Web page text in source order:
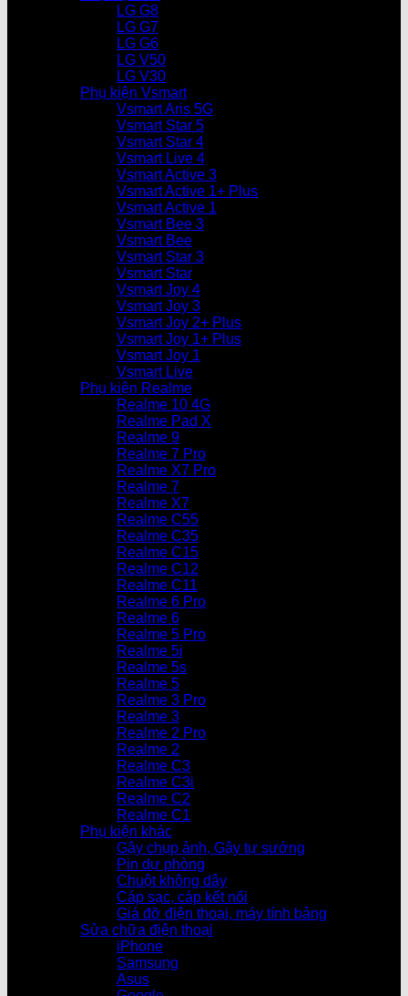
LG G8
LG G7
LG G6
LG V50
LG V30
Phụ kiện Vsmart
Vsmart Aris 5G
Vsmart Star 5
Vsmart Star 4
Vsmart Live 4
Vsmart Active 3
Vsmart Active 1+ Plus
Vsmart Active 1
Vsmart Bee 3
Vsmart Bee
Vsmart Star 3
Vsmart Star
Vsmart Joy 4
Vsmart Joy 3
Vsmart Joy 2+ Plus
Vsmart Joy 1+ Plus
Vsmart Joy 1
Vsmart Live
Phụ kiện Realme
Realme 10 4G
Realme Pad X
Realme 9
Realme 7 Pro
Realme X7 Pro
Realme 7
Realme X7
Realme C55
Realme C35
Realme C15
Realme C12
Realme C11
Realme 6 Pro
Realme 6
Realme 5 Pro
Realme 5i
Realme 5s
Realme 5
Realme 3 Pro
Realme 3
Realme 2 Pro
Realme 2
Realme C3
Realme C3i
Realme C2
Realme C1
Phụ kiện khác
Gậy chụp ảnh, Gậy tự sướng
Pin dự phòng
Chuột không dây
Cáp sạc, cáp kết nối
Giá đỡ điện thoại, máy tính bảng
Sửa chữa điện thoại
iPhone
Samsung
Asus